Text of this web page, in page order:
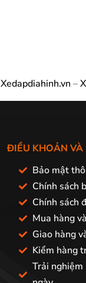
Xedapdiahinh.vn –
ĐIỀU KHOẢN VÀ
Bảo mật
Chính sách
Chính sách
Mua hàng
Giao hàng
Kiểm hàng
Trải